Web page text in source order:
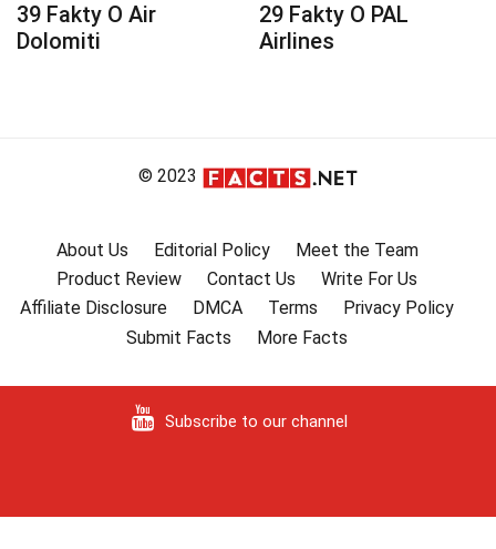
39 Fakty O Air
Dolomiti
29 Fakty O PAL
Airlines
© 2023
About Us Editorial Policy
Meet the Team
Product Review
Contact Us
Write For Us
Affiliate Disclosure
DMCA Terms
Privacy Policy
Submit Facts
More Facts
Subscribe to our channel